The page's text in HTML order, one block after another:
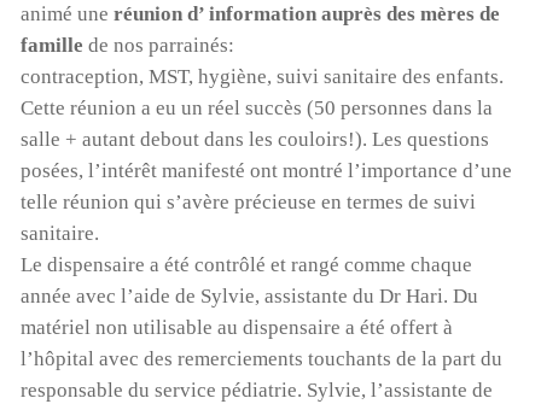
animé une réunion d’ information auprès des mères de
famille de nos parrainés:
contraception, MST, hygiène, suivi sanitaire des enfants.
Cette réunion a eu un réel succès (50 personnes dans la
salle + autant debout dans les couloirs!). Les questions
posées, l’intérêt manifesté ont montré l’importance d’une
telle réunion qui s’avère précieuse en termes de suivi
sanitaire.
Le dispensaire a été contrôlé et rangé comme chaque
année avec l’aide de Sylvie, assistante du Dr Hari. Du
matériel non utilisable au dispensaire a été offert à
l’hôpital avec des remerciements touchants de la part du
responsable du service pédiatrie. Sylvie, l’assistante de